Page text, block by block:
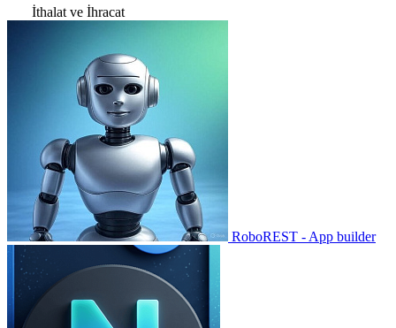
İthalat ve İhracat
RoboREST - App builder